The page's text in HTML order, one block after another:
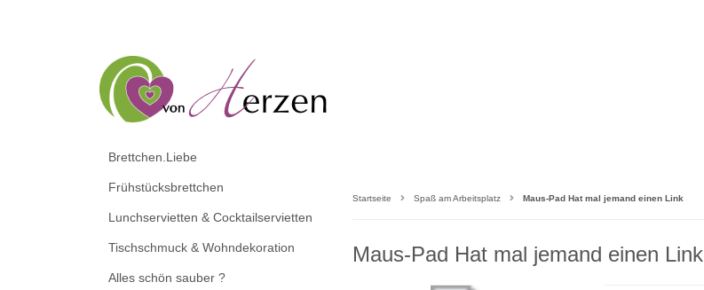
Startseite Spaß am Arbeitsplatz Maus-Pad Hat mal jemand einen Link
Maus-Pad Hat mal jemand einen Link
Brettchen.Liebe
Frühstücksbrettchen
Lunchservietten & Cocktailservietten
Tischschmuck & Wohndekoration
Alles schön sauber ?